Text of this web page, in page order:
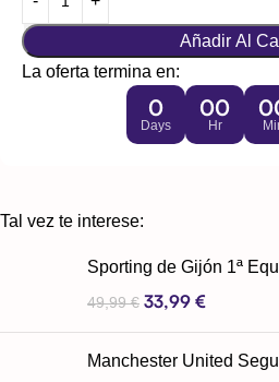
Añadir Al
La oferta termina en:
0
Days
00
Hr
Tal vez te interese:
Sporting de Gijón 1ª
49,99€ 33,99 €
Manchester United